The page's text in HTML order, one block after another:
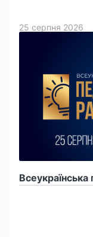
25 серпня 2026